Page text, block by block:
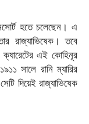
হতে চলেছেন। এ
রাজ্যাভিষেক। তবে
এই কোহিনূর
সালে রানি ম্যারির
দিয়েই রাজ্যাভিষেক